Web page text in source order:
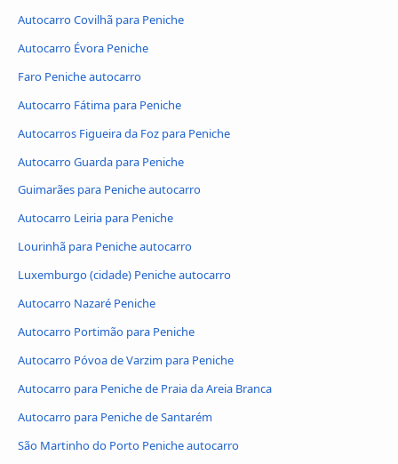
Autocarro Covilhã para Peniche
Autocarro Évora Peniche
Faro Peniche autocarro
Autocarro Fátima para Peniche
Autocarros Figueira da Foz para Peniche
Autocarro Guarda para Peniche
Guimarães para Peniche autocarro
Autocarro Leiria para Peniche
Lourinhã para Peniche autocarro
Luxemburgo (cidade) Peniche autocarro
Autocarro Nazaré Peniche
Autocarro Portimão para Peniche
Autocarro Póvoa de Varzim para Peniche
Autocarro para Peniche de Praia da Areia Branca
Autocarro para Peniche de Santarém
São Martinho do Porto Peniche autocarro